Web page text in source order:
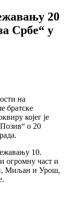
20
Србе“ у
на
братске
којег је
о 20
10.
огромну част и
Миљан и Урош,